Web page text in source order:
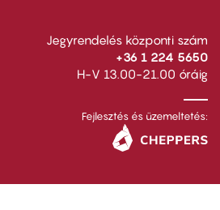
Jegyrendelés központi szám
+36 1 224 5650
H-V 13.00-21.00 óráig
Fejlesztés és üzemeltetés: